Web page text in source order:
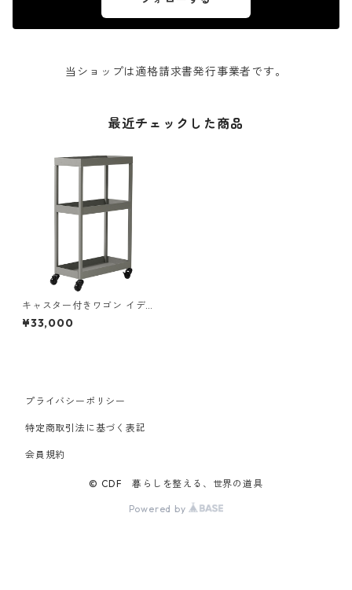
当ショップは適格請求書発行事業者です。
最近チェックした商品
キャスター付きワゴン イデア
コ ワゴン ideaco wagon 402
0WG アッシュグレー
¥33,000
プライバシーポリシー
特定商取引法に基づく表記
会員規約
© CDF 暮らしを整える、世界の道具
Powered by